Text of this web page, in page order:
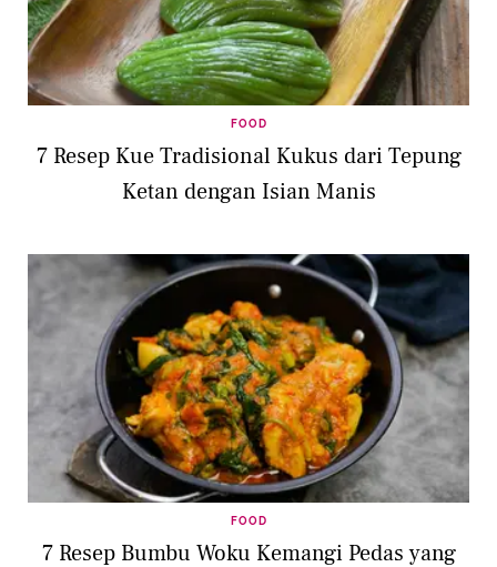
FOOD
7 Resep Kue Tradisional Kukus dari Tepung
Ketan dengan Isian Manis
FOOD
7 Resep Bumbu Woku Kemangi Pedas yang